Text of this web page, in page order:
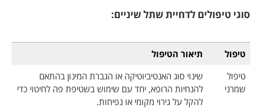
סוגי טיפולים לדחיית שתל שיניים:
טיפול
תיאור הטיפול
טיפול
שמרני
שינוי סוג האנטיביוטיקה או הגברת המינון בהתאם
להנחיות הרופא, יחד עם שימוש בשטיפת פה לחיטוי כדי
להקל על גירוי מקומי או נפיחות.